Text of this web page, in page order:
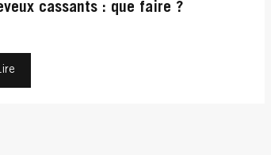
cassants : que faire ?